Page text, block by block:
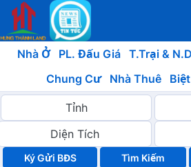
Nhà Ở PL. Đấu Giá T.Trại &
Chung Cư
Nhà Thuê
Ký Gửi BĐS